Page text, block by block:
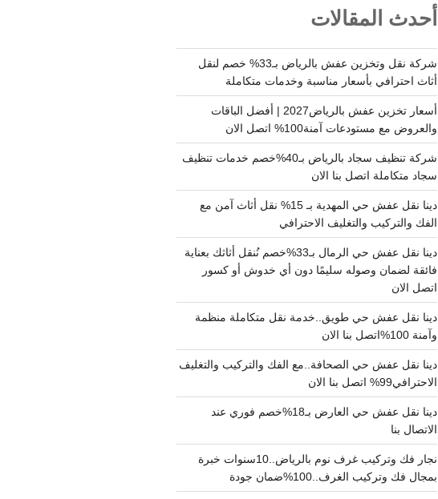
أحدث المقالات
شركة نقل وتخزين عفش بالرياض بـ33% خصم لنقل
أثاث احترافي بأسعار مناسبة وخدمات متكاملة
أسعار تخزين عفش بالرياض2027 | أفضل الباقات
والعروض مع مستودعات آمنة100% اتصل الان
شركة تنظيف سجاد بالرياض بـ40%خصم خدمات تنظيف
سجاد متكاملة اتصل بنا الان
دينا نقل عفش حي المهدية بـ 15% نقل أثاث آمن مع
الفك والتركيب والتغليف الاحترافي
دينا نقل عفش حي الرمال بـ33%خصم نُنقل أثاثك بعناية
فائقة لضمان وصوله سليمًا دون أي خدوش أو كسور
اتصل الان
دينا نقل عفش حي طويق..خدمة نقل متكاملة منظمة
وآمنة 100%اتصل بنا الان
دينا نقل عفش حي الصحافة..مع الفك والتركيب والتغليف
الاحترافي99% اتصل بنا الان
دينا نقل عفش حي العارض بـ18%خصم فوري عند
الاتصال بنا
نجار فك وتركيب غرف نوم بالرياض..10سنوات خبرة
بمجال فك وتركيب الغرف..100%ضمان جودة